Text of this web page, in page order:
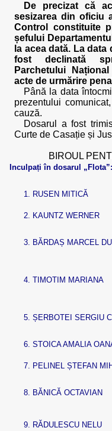
De precizat că
sesizarea din oficiu
Control constituite
șefului
la acea dată. La data
fost declinată
Parchetului
acte de urmărire
Până la data
prezentului
cauză.
Dosarul a fost
Curte de Casație și
BIROUL
Inculpați în dosarul „Flota”:
1. RUSEN MITICĂ
2. KAUNTZ WERNER
3. BĂRDAȘ MARCEL
4. TIMOTIM MARIANA
5. ȘERBOTEI SERGIU
6. STOICA AMALIA
7. PELINEL ȘTEFAN
8. BĂNICĂ OCTAVIAN
9. RĂDULESCU NELU